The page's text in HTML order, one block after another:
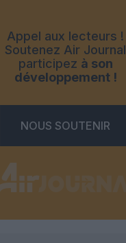
Appel aux lecteurs !
Soutenez Air Journal
participez à son
développement !
NOUS SOUTENIR